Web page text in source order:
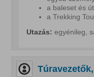
a baleset és
a Trekking
Utazás: egyénileg,